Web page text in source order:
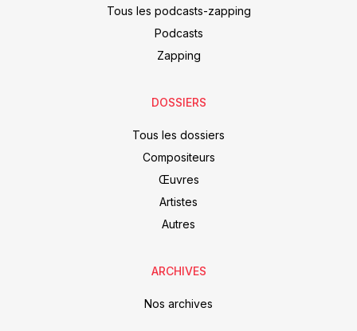
Tous les podcasts-zapping
Podcasts
Zapping
DOSSIERS
Tous les dossiers
Compositeurs
Œuvres
Artistes
Autres
ARCHIVES
Nos archives